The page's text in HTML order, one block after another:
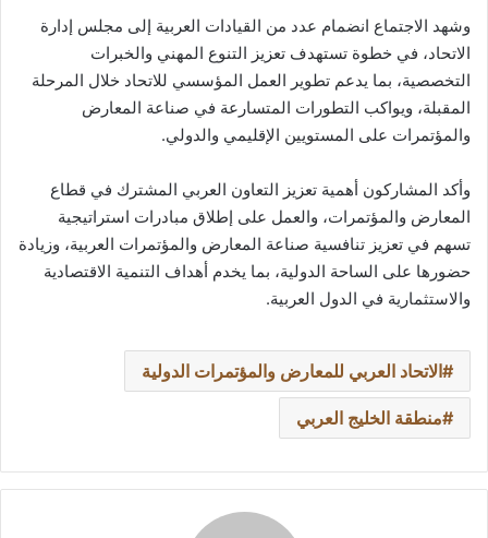
وشهد الاجتماع انضمام عدد من القيادات العربية إلى مجلس إدارة
الاتحاد، في خطوة تستهدف تعزيز التنوع المهني والخبرات
التخصصية، بما يدعم تطوير العمل المؤسسي للاتحاد خلال المرحلة
المقبلة، ويواكب التطورات المتسارعة في صناعة المعارض
والمؤتمرات على المستويين الإقليمي والدولي.
وأكد المشاركون أهمية تعزيز التعاون العربي المشترك في قطاع
المعارض والمؤتمرات، والعمل على إطلاق مبادرات استراتيجية
تسهم في تعزيز تنافسية صناعة المعارض والمؤتمرات العربية، وزيادة
حضورها على الساحة الدولية، بما يخدم أهداف التنمية الاقتصادية
والاستثمارية في الدول العربية.
الاتحاد العربي للمعارض والمؤتمرات الدولية
منطقة الخليج العربي